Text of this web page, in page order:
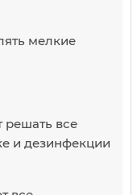
мелкие
решать все
и дезинфекции